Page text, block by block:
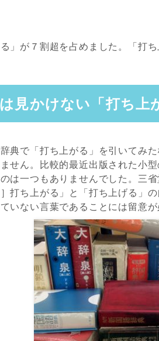
る」が７割超を占めました。「打
見かけない「打ち上
典で「打ち上がる」を引いてみ
せん。比較的最近出版された小
は一つもありませんでした。三
打ち上がる」と「打ち上げる」
いない言葉であることには留意が